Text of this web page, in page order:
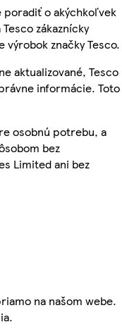
poradiť o akýchkoľvek
zákaznícky
značky Tesco.
aktualizované, Tesco
informácie. Toto
osobnú potrebu, a
bez
Limited ani bez
na našom webe.